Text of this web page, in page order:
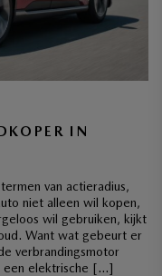
IN
van actieradius,
niet alleen wil kopen,
wil gebruiken, kijkt
Want wat gebeurt er
verbrandingsmotor
een elektrische […]